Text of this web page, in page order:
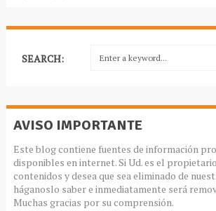
SEARCH:
AVISO IMPORTANTE
Este blog contiene fuentes de información
disponibles en internet. Si Ud. es el
contenidos y desea que sea eliminado de
háganoslo saber e inmediatamente será
Muchas gracias por su comprensión.